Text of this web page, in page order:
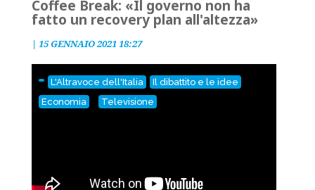
Coffee Break: «Il governo non ha
fatto un recovery plan all'altezza»
| 15 GENNAIO 2021 18:27
L'Altravoce dell'Italia
Il dibattito e le idee
Economia
Televisione